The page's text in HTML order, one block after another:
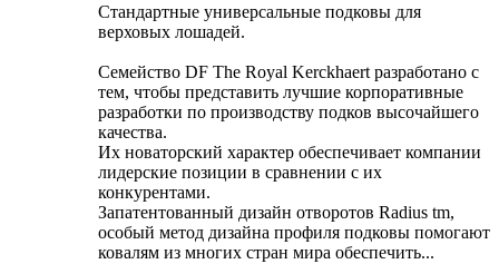
Стандартные универсальные подковы для
верховых лошадей.
Семейство DF The Royal Kerckhaert разработано с
тем, чтобы представить лучшие корпоративные
разработки по производству подков высочайшего
качества.
Их новаторский характер обеспечивает компании
лидерские позиции в сравнении с их
конкурентами.
Запатентованный дизайн отворотов Radius tm,
особый метод дизайна профиля подковы помогают
ковалям из многих стран мира обеспечить...